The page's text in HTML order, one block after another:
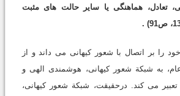
تعادل، هماهنگی یا سایر حالت های مثبت
.
را بر اتصال با شعور کیهانی می داند و از
به شبکة شعور کیهانی، هوشمندی الهی و
می کند. درحقیقت، شبکة شعور کیهانی،